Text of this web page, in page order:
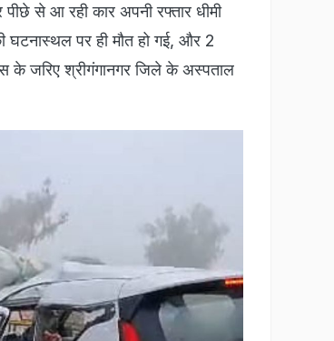
से आ रही कार अपनी रफ्तार धीमी
पर ही मौत हो गई, और 2
के जरिए श्रीगंगानगर जिले के अस्पताल